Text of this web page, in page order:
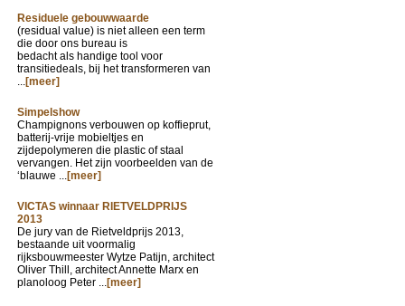
Residuele gebouwwaarde
(residual value) is niet alleen een term
die door ons bureau is
bedacht als handige tool voor
transitiedeals, bij het transformeren van
...[meer]
Simpelshow
Champignons verbouwen op koffieprut,
batterij-vrije mobieltjes en
zijdepolymeren die plastic of staal
vervangen. Het zijn voorbeelden van de
‘blauwe ...[meer]
VICTAS winnaar RIETVELDPRIJS
2013
De jury van de Rietveldprijs 2013,
bestaande uit voormalig
rijksbouwmeester Wytze Patijn, architect
Oliver Thill, architect Annette Marx en
planoloog Peter ...[meer]